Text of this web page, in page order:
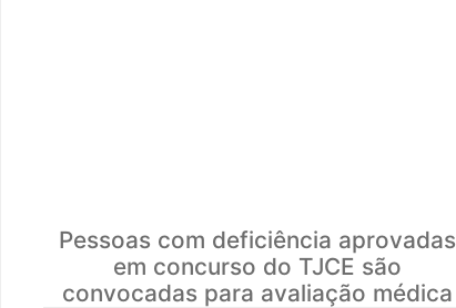
Pessoas com deficiência aprovadas
em concurso do TJCE são
convocadas para avaliação médica